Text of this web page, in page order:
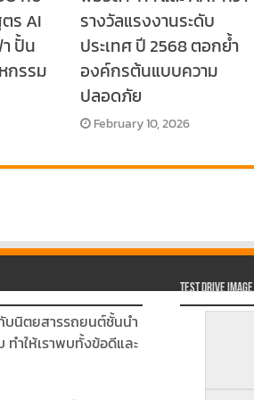
ร AI
ปั้น
กรรม
รางวัลแรงงานระดับ
ประเทศ ปี 2568 ตอกย้ำ
องค์กรต้นแบบความ
ปลอดภัย
February 10, 2026
บนิตยสารรถยนต์ชั้นนำ
ทำให้เราพบทั้งข้อดีและ
Test Drive Image